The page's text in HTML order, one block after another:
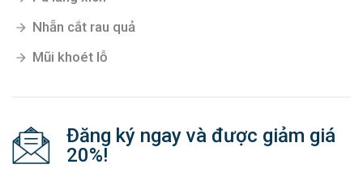
Nhẵn cắt rau quả
Mũi khoét lỗ
Đăng ký ngay và được giảm giá
20%!